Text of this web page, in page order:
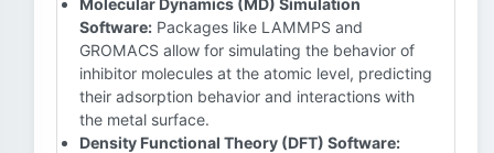
Molecular Dynamics (MD) Simulation
Software: Packages like LAMMPS and
GROMACS allow for simulating the behavior of
inhibitor molecules at the atomic level, predicting
their adsorption behavior and interactions with
the metal surface.
Density Functional Theory (DFT) Software: